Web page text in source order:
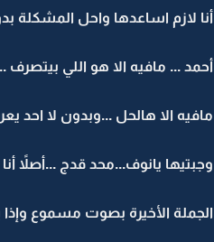
أنا لازم اساعدها واحل المشكلة
أحمد ... مافيه الا هو اللي
مافيه الا هالحل ...وبدون لا احد
وجبتيها يانوف...محد قدج ...أصلاً
الجملة الأخيرة بصوت مسموع